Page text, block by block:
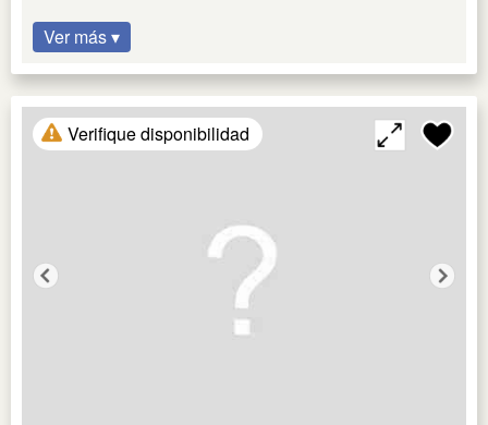
Ver más ▾
Verifique disponibilidad